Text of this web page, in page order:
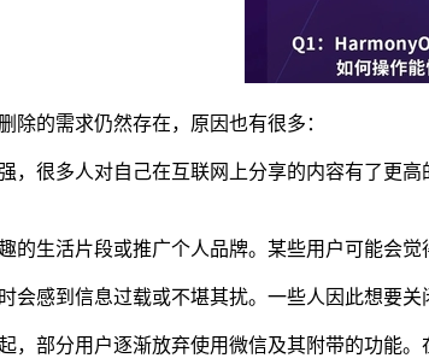
除的需求仍然存在，原因也有很多：
，很多人对自己在互联网上分享的内容有了更
的生活片段或推广个人品牌。某些用户可能会
会感到信息过载或不堪其扰。一些人因此想要关
，部分用户逐渐放弃使用微信及其附带的功能